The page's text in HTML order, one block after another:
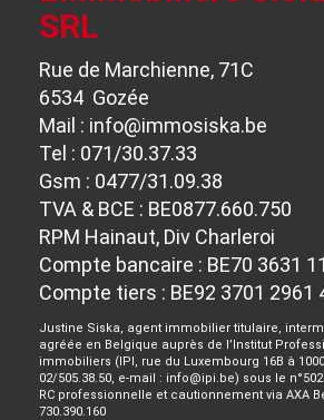
SRL
Rue de Marchienne, 71C
6534 Gozée
Mail : info@immosiska.be
Tel : 071/30.37.33
Gsm : 0477/31.09.38
TVA & BCE : BE0877.660.750
RPM Hainaut, Div Charleroi
Compte bancaire : BE70 3631
Compte tiers : BE92 3701 2961
Justine Siska, agent immobilier titulaire,
agréée en Belgique auprès de l’Institut
immobiliers (IPI, rue du Luxembourg 16B à
02/505.38.50, e-mail : info@ipi.be) sous le
RC professionnelle et cautionnement via AXA
730.390.160